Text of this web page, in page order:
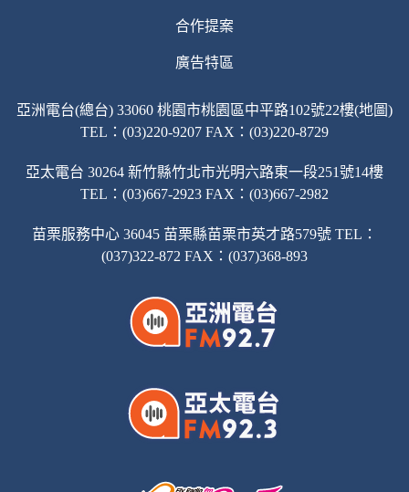
合作提案
廣告特區
亞洲電台(總台) 33060 桃園市桃園區中平路102號22樓(地圖)
TEL：(03)220-9207 FAX：(03)220-8729
亞太電台 30264 新竹縣竹北市光明六路東一段251號14樓
TEL：(03)667-2923 FAX：(03)667-2982
苗栗服務中心 36045 苗栗縣苗栗市英才路579號 TEL：
(037)322-872 FAX：(037)368-893